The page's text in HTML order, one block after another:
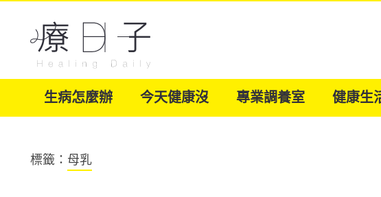
生病怎麼辦 今天健康沒 專業調養室 健康生
標籤： 母乳